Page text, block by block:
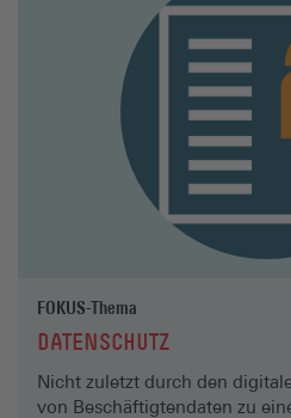
FOKUS-Thema
DATENSCHUTZ
Nicht zuletzt durch den
von Beschäftigtendaten zu